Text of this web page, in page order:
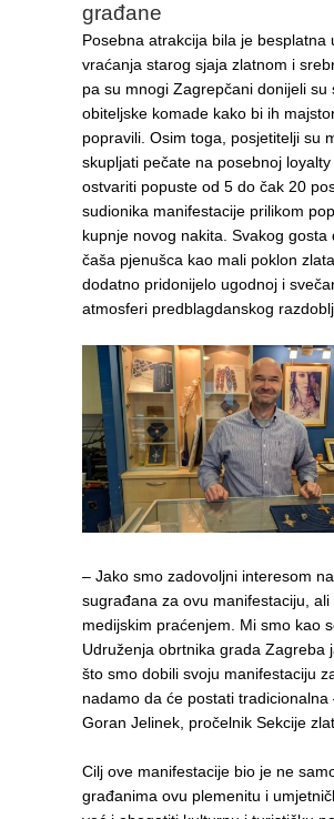
građane
Posebna atrakcija bila je besplatna
vraćanja starog sjaja zlatnom i
pa su mnogi Zagrepčani donijeli su
obiteljske komade kako bi ih
popravili. Osim toga, posjetitelji su
skupljati pečate na posebnoj
ostvariti popuste od 5 do čak 20
sudionika manifestacije prilikom
kupnje novog nakita. Svakog gosta
čaša pjenušca kao mali poklon
dodatno pridonijelo ugodnoj i
atmosferi predblagdanskog
– Jako smo zadovoljni interesom
sugrađana za ovu manifestaciju, ali
medijskim praćenjem. Mi smo kao
Udruženja obrtnika grada Zagreba
što smo dobili svoju manifestaciju
nadamo da će postati tradicionalna
Goran Jelinek, pročelnik Sekcije
Cilj ove manifestacije bio je ne
građanima ovu plemenitu i